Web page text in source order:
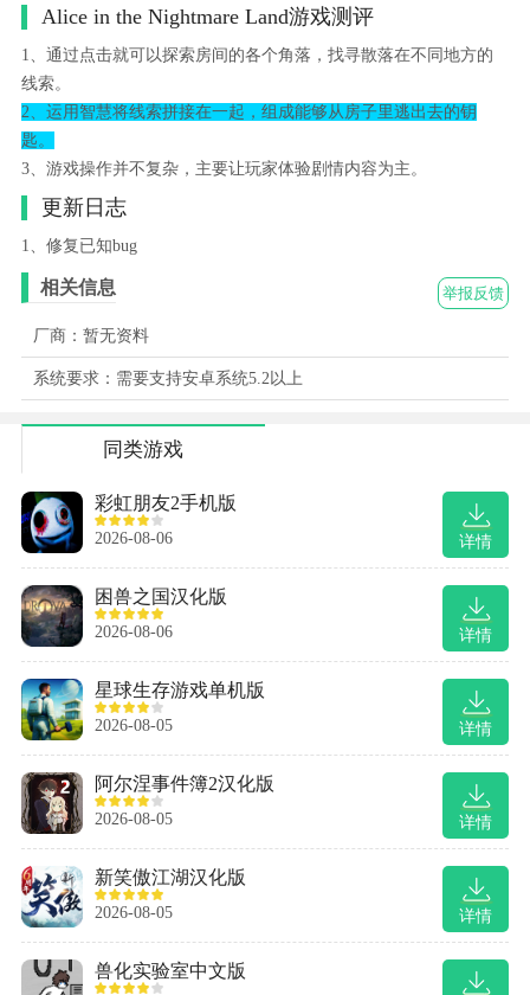
Alice in the Nightmare Land游戏测评
1、通过点击就可以探索房间的各个角落，找寻散落在不同地方的
线索。
2、运用智慧将线索拼接在一起，组成能够从房子里逃出去的钥
匙。
3、游戏操作并不复杂，主要让玩家体验剧情内容为主。
更新日志
1、修复已知bug
举报反馈
相关信息
厂商：暂无资料
系统要求：需要支持安卓系统5.2以上
同类游戏
详情
彩虹朋友2手机版
2026-08-06
详情
困兽之国汉化版
2026-08-06
详情
星球生存游戏单机版
2026-08-05
详情
阿尔涅事件簿2汉化版
2026-08-05
详情
新笑傲江湖汉化版
2026-08-05
兽化实验室中文版